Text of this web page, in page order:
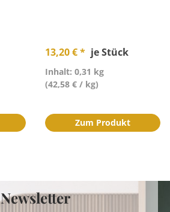
13,20 € * je Stück
Inhalt: 0,31 kg
(42,58 € / kg)
Zum Produkt
Newsletter